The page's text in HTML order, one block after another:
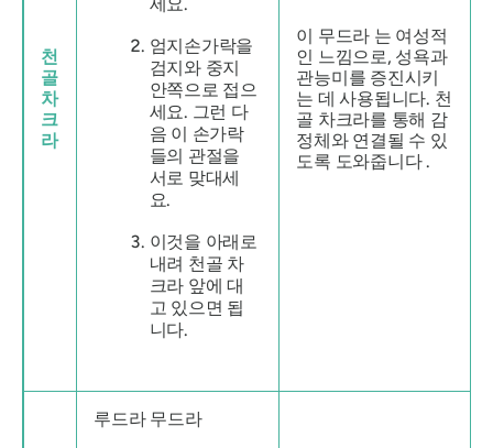
천
골
차
크
라
엄지손가락을
검지와 중지
안쪽으로 접으
세요. 그런 다
음 이 손가락
들의 관절을
서로 맞대세
요.
이것을 아래로
내려 천골 차
크라 앞에 대
고 있으면 됩
니다.
이 무드라 는 여성적
인 느낌으로, 성욕과
관능미를 증진시키
는 데 사용됩니다. 천
골 차크라를 통해 감
정체와 연결될 수 있
도록 도와줍니다 .
루드라 무드라